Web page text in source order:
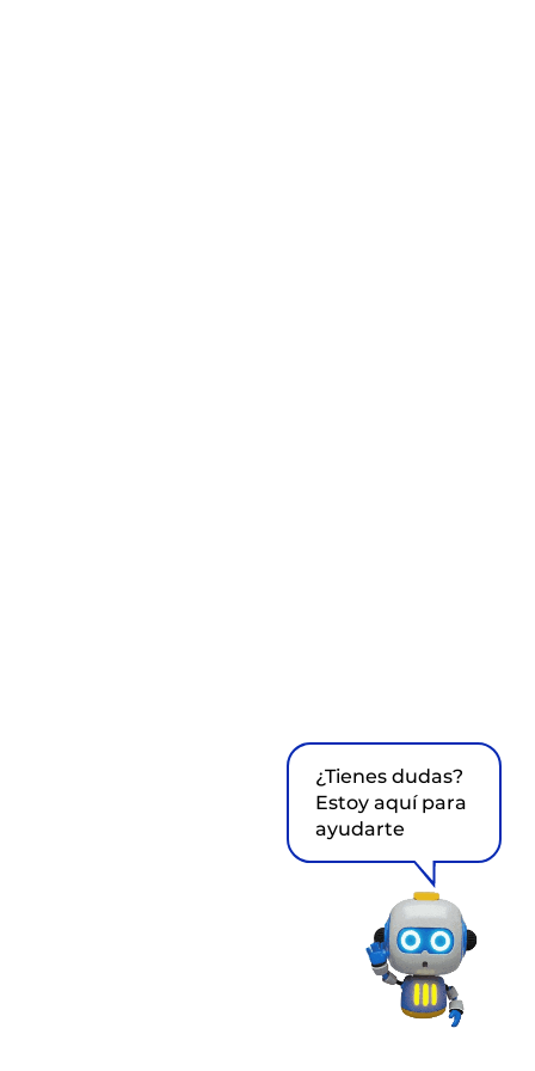
¿Tienes dudas?
Estoy aquí para
ayudarte